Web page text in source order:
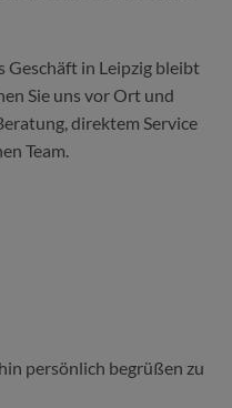
Geschäft in Leipzig bleibt
Sie uns vor Ort und
direktem Service
Team.
persönlich begrüßen zu